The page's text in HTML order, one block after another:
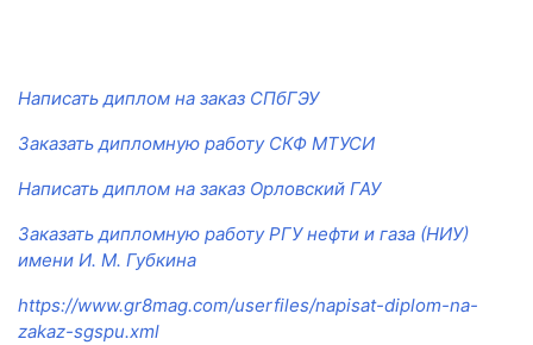
Написать диплом на заказ СПбГЭУ
Заказать дипломную работу СКФ МТУСИ
Написать диплом на заказ Орловский ГАУ
Заказать дипломную работу РГУ нефти и газа (НИУ)
имени И. М. Губкина
https://www.gr8mag.com/userfiles/napisat-diplom-na-
zakaz-sgspu.xml